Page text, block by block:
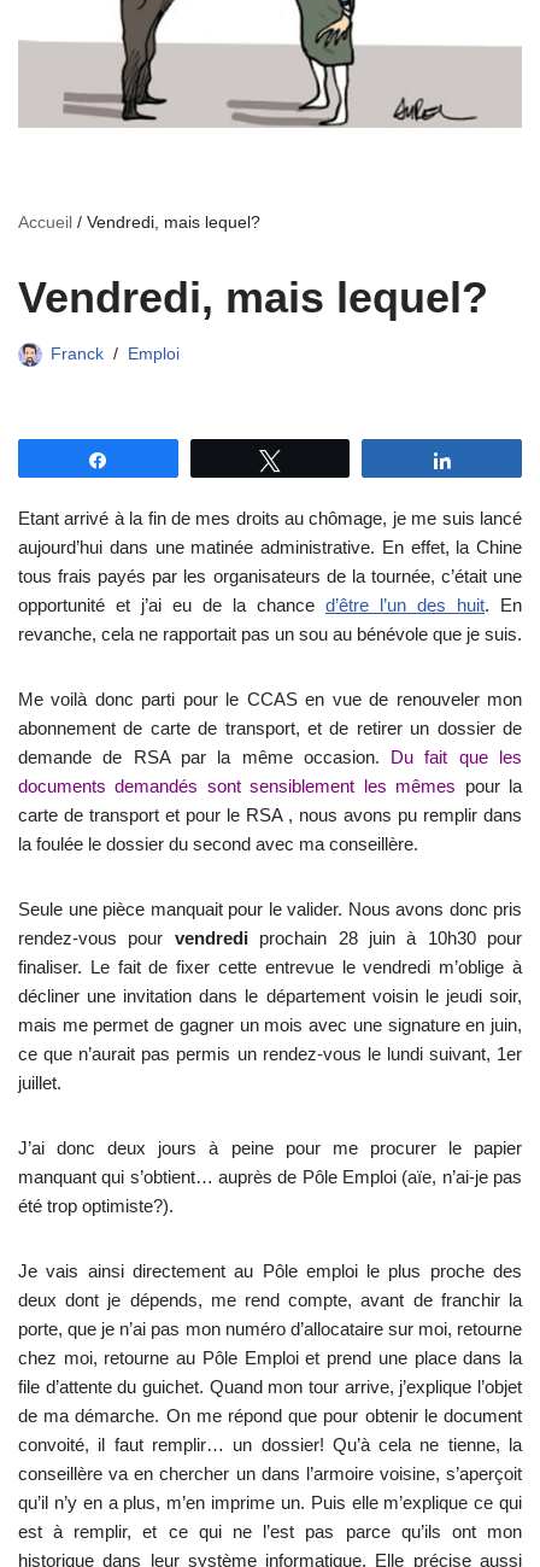
Accueil / Vendredi, mais lequel?
Vendredi, mais lequel?
Franck Emploi
Etant arrivé à la fin de mes droits au chômage, je me suis lancé
aujourd’hui dans une matinée administrative. En effet, la Chine
tous frais payés par les organisateurs de la tournée, c’était une
opportunité et j’ai eu de la chance d’être l’un des huit. En
revanche, cela ne rapportait pas un sou au bénévole que je suis.
Me voilà donc parti pour le CCAS en vue de renouveler mon
abonnement de carte de transport, et de retirer un dossier de
demande de RSA par la même occasion. Du fait que les
documents demandés sont sensiblement les mêmes pour la
carte de transport et pour le RSA , nous avons pu remplir dans
la foulée le dossier du second avec ma conseillère.
Seule une pièce manquait pour le valider. Nous avons donc pris
rendez-vous pour vendrediprochain 28 juin à 10h30 pour
finaliser. Le fait de fixer cette entrevue le vendredi m’oblige à
décliner une invitation dans le département voisin le jeudi soir,
mais me permet de gagner un mois avec une signature en juin,
ce que n’aurait pas permis un rendez-vous le lundi suivant, 1er
juillet.
J’ai donc deux jours à peine pour me procurer le papier
manquant qui s’obtient… auprès de Pôle Emploi (aïe, n’ai-je pas
été trop optimiste?).
Je vais ainsi directement au Pôle emploi le plus proche des
deux dont je dépends, me rend compte, avant de franchir la
porte, que je n’ai pas mon numéro d’allocataire sur moi, retourne
chez moi, retourne au Pôle Emploi et prend une place dans la
file d’attente du guichet. Quand mon tour arrive, j’explique l’objet
de ma démarche. On me répond que pour obtenir le document
convoité, il faut remplir… un dossier! Qu’à cela ne tienne, la
conseillère va en chercher un dans l’armoire voisine, s’aperçoit
qu’il n’y en a plus, m’en imprime un. Puis elle m’explique ce qui
est à remplir, et ce qui ne l’est pas parce qu’ils ont mon
historique dans leur système informatique. Elle précise aussi